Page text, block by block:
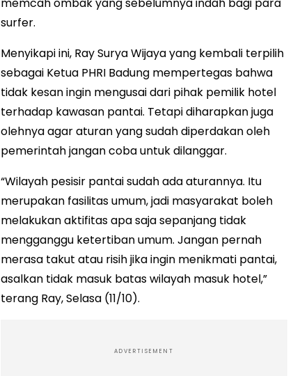
surfer.
Menyikapi ini, Ray Surya Wijaya yang kembali terpilih
sebagai Ketua PHRI Badung mempertegas bahwa
tidak kesan ingin mengusai dari pihak pemilik hotel
terhadap kawasan pantai. Tetapi diharapkan juga
olehnya agar aturan yang sudah diperdakan oleh
pemerintah jangan coba untuk dilanggar.
“Wilayah pesisir pantai sudah ada aturannya. Itu
merupakan fasilitas umum, jadi masyarakat boleh
melakukan aktifitas apa saja sepanjang tidak
mengganggu ketertiban umum. Jangan pernah
merasa takut atau risih jika ingin menikmati pantai,
asalkan tidak masuk batas wilayah masuk hotel,”
terang Ray, Selasa (11/10).
ADVERTISEMENT